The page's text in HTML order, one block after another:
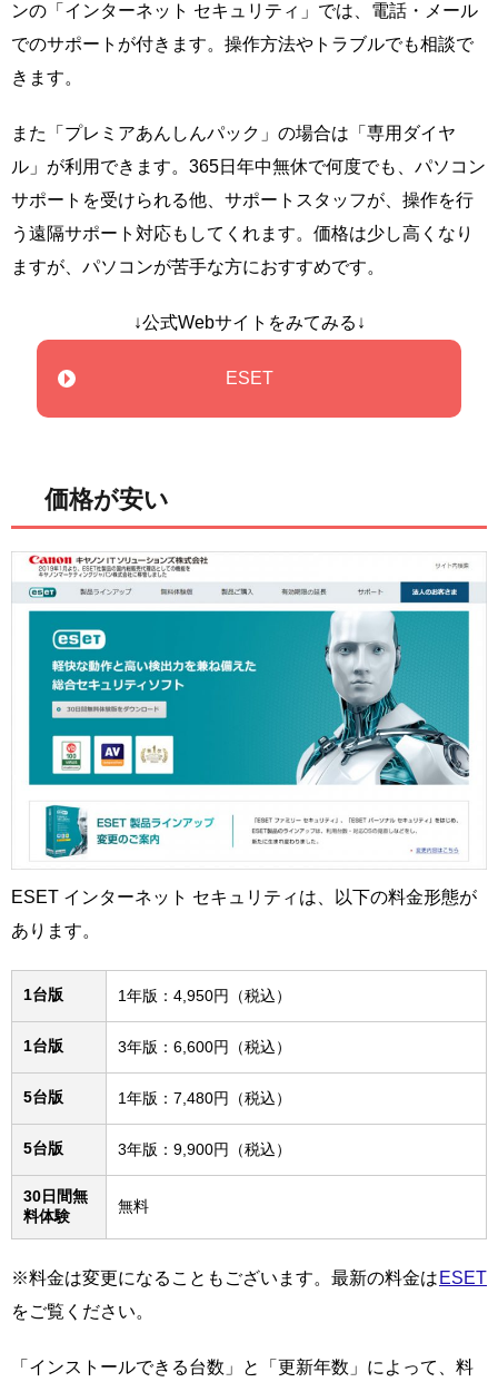
ンの「インターネット セキュリティ」では、電話・メール
でのサポートが付きます。操作方法やトラブルでも相談で
きます。
また「プレミアあんしんパック」の場合は「専用ダイヤ
ル」が利用できます。365日年中無休で何度でも、パソコン
サポートを受けられる他、サポートスタッフが、操作を行
う遠隔サポート対応もしてくれます。価格は少し高くなり
ますが、パソコンが苦手な方におすすめです。
↓公式Webサイトをみてみる↓
ESET
価格が安い
ESET インターネット セキュリティは、以下の料金形態が
あります。
1台版 1年版：4,950円（税込）
1台版 3年版：6,600円（税込）
5台版 1年版：7,480円（税込）
5台版 3年版：9,900円（税込）
30日間無
料体験
無料
※料金は変更になることもございます。最新の料金は ESET
をご覧ください。
「インストールできる台数」と「更新年数」によって、料